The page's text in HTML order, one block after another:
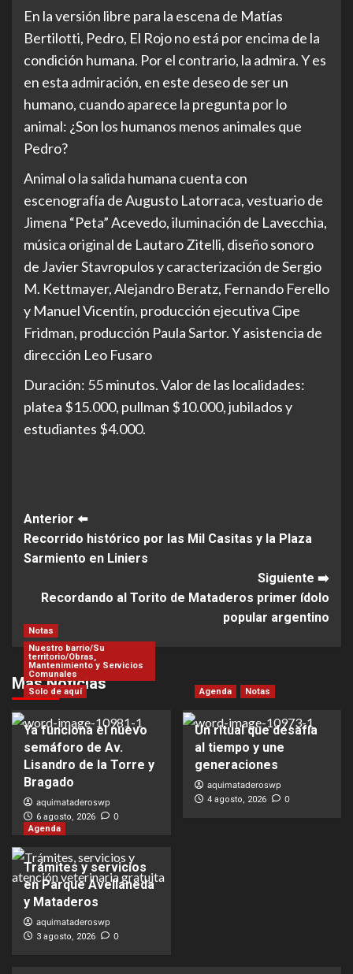
En la versión libre para la escena de Matías
Bertilotti, Pedro, El Rojo no está por encima de la
condición humana. Por el contrario, la admira. Y es
en esta admiración, en este deseo de ser un
humano, cuando aparece la pregunta por lo
animal: ¿Son los humanos menos animales que
Pedro?
Animal o la salida humana cuenta con
escenografía de Augusto Latorraca, vestuario de
Jimena “Peta” Acevedo, iluminación de Lavecchia,
música original de Lautaro Zitelli, diseño sonoro
de Javier Stavropulos y caracterización de Sergio
M. Kettmayer, Alejandro Beratz, Fernando Ferello
y Manuel Vicentín, producción ejecutiva Cipe
Fridman, producción Paula Sartor. Y asistencia de
dirección Leo Fusaro
Duración: 55 minutos. Valor de las localidades:
platea $15.000, pullman $10.000, jubilados y
estudiantes $4.000.
Post
Navigation
Anterior ⬅️
Recorrido histórico por las Mil Casitas y la Plaza
Sarmiento en Liniers
Siguiente ➡️
Recordando al Torito de Mataderos primer ídolo
popular argentino
Más Noticias
Notas
Nuestro barrio/Su
territorio/Obras,
Mantenimiento y Servicios
Comunales
Solo de aquí
Ya funciona el nuevo
semáforo de Av.
Lisandro de la Torre y
Bragado
aquimataderoswp
6 agosto, 2026 0
Agenda Notas
Un ritual que desafía
al tiempo y une
generaciones
aquimataderoswp
4 agosto, 2026 0
Agenda
Trámites y servicios
en Parque Avellaneda
y Mataderos
aquimataderoswp
3 agosto, 2026 0